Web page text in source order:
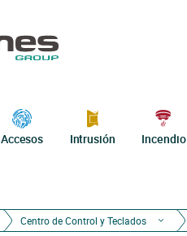
Accesos Intrusión Incendio
Centro de Control y Teclados